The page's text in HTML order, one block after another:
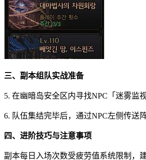
三、副本组队实战准备
5. 在幽暗岛安全区内寻找NPC「迷雾监
6. 队伍集结完毕后，通过NPC左侧传送
四、进阶技巧与注意事项
副本每日入场次数受疲劳值系统限制，